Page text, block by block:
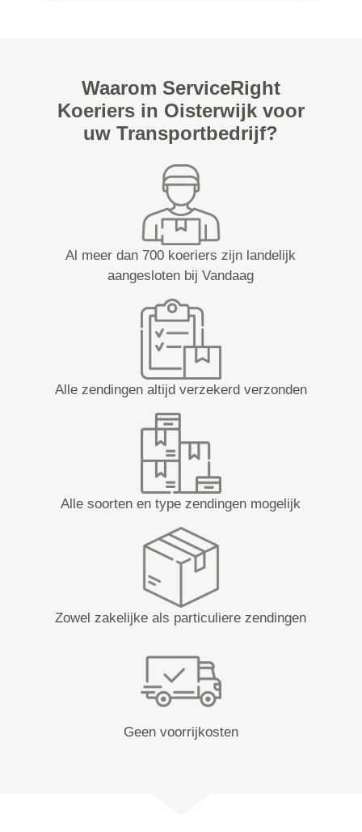
Waarom ServiceRight
Koeriers in Oisterwijk voor
uw Transportbedrijf?
Al meer dan 700 koeriers zijn landelijk
aangesloten bij Vandaag
Alle zendingen altijd verzekerd verzonden
Alle soorten en type zendingen mogelijk
Zowel zakelijke als particuliere zendingen
Geen voorrijkosten